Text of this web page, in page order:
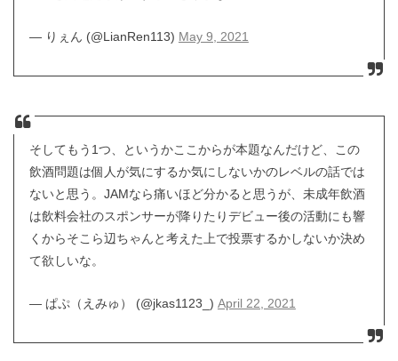
— りぇん (@LianRen113) May 9, 2021
そしてもう1つ、というかここからが本題なんだけど、この
飲酒問題は個人が気にするか気にしないかのレベルの話では
ないと思う。JAMなら痛いほど分かると思うが、未成年飲酒
は飲料会社のスポンサーが降りたりデビュー後の活動にも響
くからそこら辺ちゃんと考えた上で投票するかしないか決め
て欲しいな。
— ぱぷ（えみゅ） (@jkas1123_) April 22, 2021